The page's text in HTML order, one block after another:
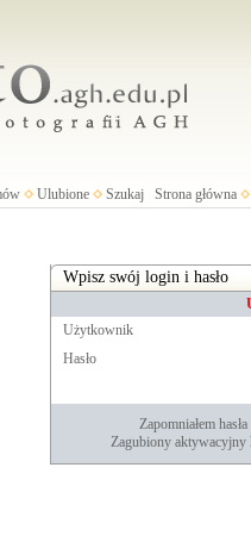
Ulubione Szukaj Strona główna
Wpisz swój login i hasło
Użytkownik
Hasło
Zapomniałem hasła
Zagubiony aktywacyjny